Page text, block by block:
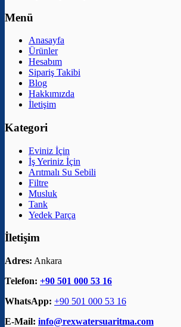
Menü
Anasayfa
Ürünler
Hesabım
Sipariş Takibi
Blog
Hakkımızda
İletişim
Kategori
Eviniz İçin
İş Yeriniz İçin
Arıtmalı Su Sebili
Filtre
Musluk
Tank
Yedek Parça
İletişim
Adres: Ankara
Telefon: +90 501 000 53 16
WhatsApp: +90 501 000 53 16
E-Mail: info@rexwatersuaritma.com